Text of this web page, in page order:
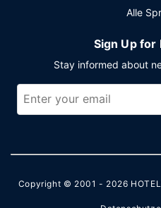
Alle
Sign Up
Stay informed about
Copyright © 2001 - 2026